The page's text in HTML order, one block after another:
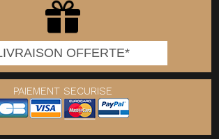
OFFERTE*
PAIEMENT SECURISE